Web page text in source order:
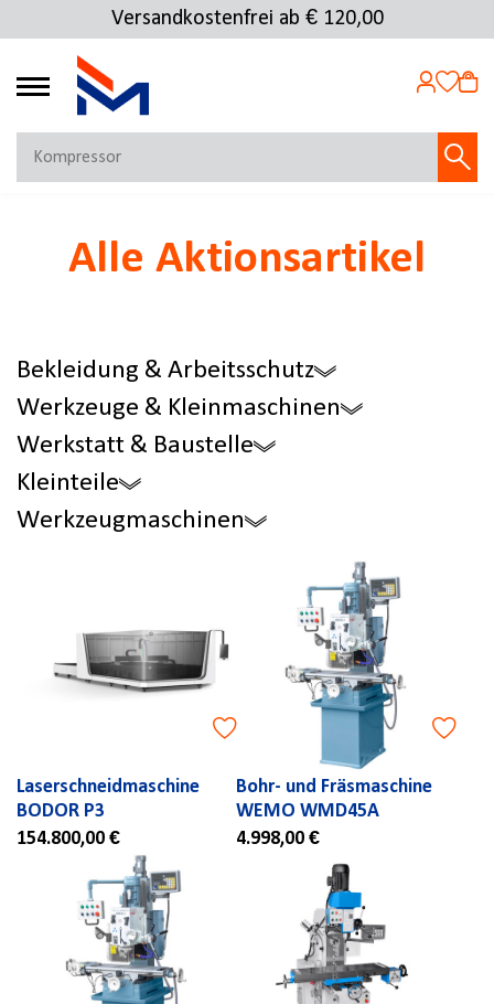
Versandkostenfrei ab € 120,00
Kostenlose Rücksendung
4.72
Jetzt anmelden
Alle Aktionsartikel
Bekleidung & Arbeitsschutz
Werkzeuge & Kleinmaschinen
Werkstatt & Baustelle
Kleinteile
Werkzeugmaschinen
Laserschneidmaschine
BODOR P3
154.800,00 €
Bohr- und Fräsmaschine
WEMO WMD45A
4.998,00 €